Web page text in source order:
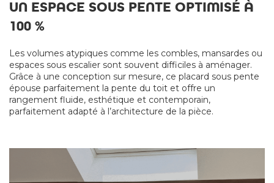
UN ESPACE SOUS PENTE OPTIMISÉ À
100 %
Les volumes atypiques comme les combles, mansardes ou
espaces sous escalier sont souvent difficiles à aménager.
Grâce à une conception sur mesure, ce placard sous pente
épouse parfaitement la pente du toit et offre un
rangement fluide, esthétique et contemporain,
parfaitement adapté à l’architecture de la pièce.